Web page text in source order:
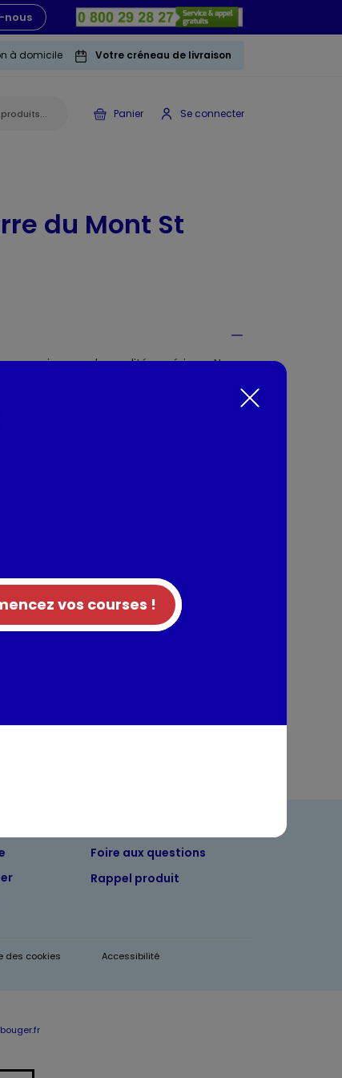
nous
à domicile Votre créneau de livraison
Panier Se connecter
du Mont St
une exigence de qualité supérieure.Nos
Allergènes
(UE) (24%), sucre, OEUFS (2,6%),
Foire aux questions
Rappel produit
des cookies Accessibilité
vos courses !